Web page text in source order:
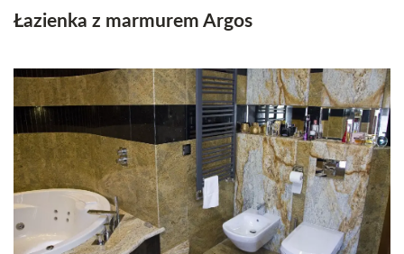
Łazienka z marmurem Argos